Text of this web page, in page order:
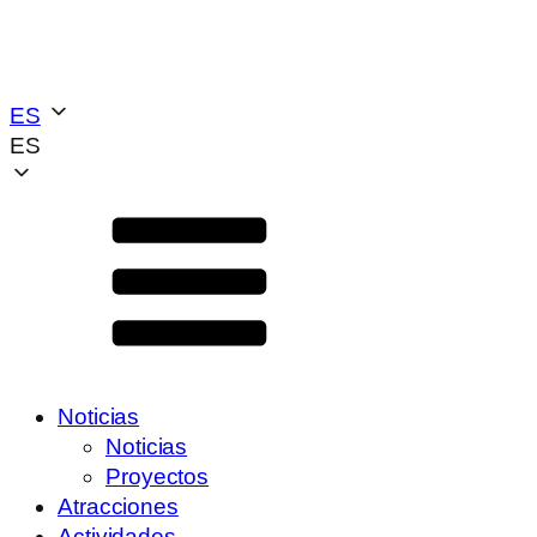
ES
ES
Noticias
Noticias
Proyectos
Atracciones